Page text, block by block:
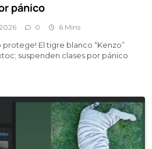
pánico
0 6 Mins
protege! El tigre blanco “Kenzo”
suspenden clases por pánico